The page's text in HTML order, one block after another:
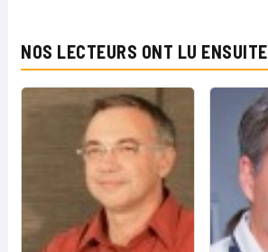
NOS LECTEURS ONT LU ENSUITE